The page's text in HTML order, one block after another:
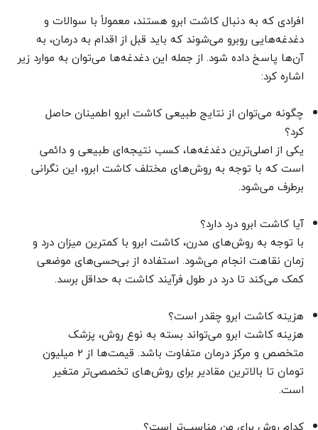
افرادی که به دنبال کاشت ابرو هستند، معمولاً با سوالات و
دغدغه‌هایی روبرو می‌شوند که باید قبل از اقدام به درمان، به
آن‌ها پاسخ داده شود. از جمله این دغدغه‌ها می‌توان به موارد زیر
اشاره کرد:
چگونه می‌توان از نتایج طبیعی کاشت ابرو اطمینان حاصل
کرد؟
یکی از اصلی‌ترین دغدغه‌ها، کسب نتیجه‌ای طبیعی و دائمی
است که با توجه به روش‌های مختلف کاشت ابرو، این نگرانی
برطرف می‌شود.
آیا کاشت ابرو درد دارد؟
با توجه به روش‌های مدرن، کاشت ابرو با کمترین میزان درد و
زمان نقاهت انجام می‌شود. استفاده از بی‌حسی‌های موضعی
کمک می‌کند تا درد در طول فرآیند کاشت به حداقل برسد.
هزینه کاشت ابرو چقدر است؟
هزینه کاشت ابرو می‌تواند بسته به نوع روش، پزشک
متخصص و مرکز درمان متفاوت باشد. قیمت‌ها از ۲ میلیون
تومان تا بالاترین مقادیر برای روش‌های تخصصی‌تر متغیر
است.